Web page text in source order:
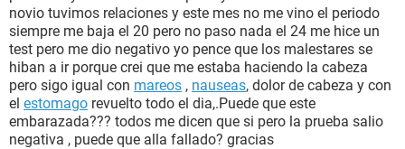
SEXUALIDAD
GLOSARIO
novio tuvimos relaciones y este mes no me vino el periodo
siempre me baja el 20 pero no paso nada el 24 me hice un
test pero me dio negativo yo pence que los malestares se
hiban a ir porque crei que me estaba haciendo la cabeza
pero sigo igual con mareos , nauseas, dolor de cabeza y con
el estomago revuelto todo el dia,.Puede que este
embarazada??? todos me dicen que si pero la prueba salio
negativa , puede que alla fallado? gracias